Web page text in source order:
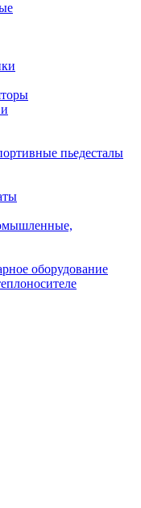
пьедесталы
оборудование